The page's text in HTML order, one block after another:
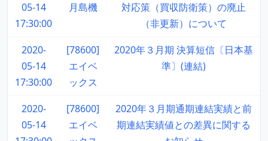
05-14
17:30:00
月島機
対応策（買収防衛策）の廃止
（非更新）について
2020-
05-14
17:30:00
[78600]
エイベ
ックス
2020年３月期 決算短信〔日本基
準〕(連結)
2020-
05-14
[78600]
エイベ
2020年３月期通期連結実績と前
期連結実績値との差異に関する